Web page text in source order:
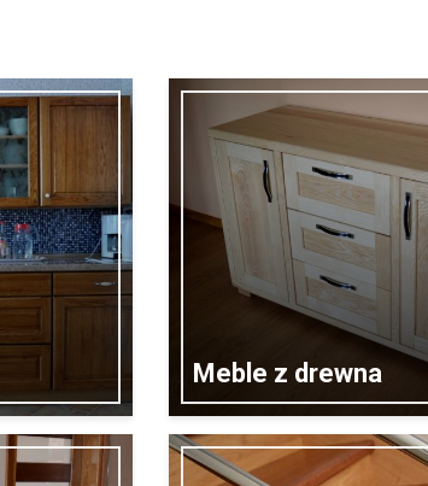
Meble z drewna